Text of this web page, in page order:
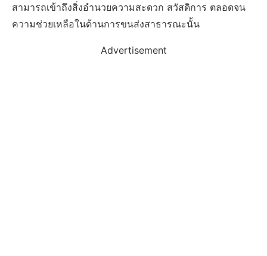
สามารถเข้าถึงสิ่งอำนวยความสะดวก สวัสดิการ ตลอดจน
ความช่วยเหลือในด้านการขนส่งสาธารณะนั้น
Advertisement